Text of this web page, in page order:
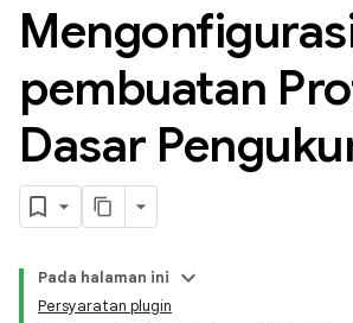
pembuatan
Dasar
Pada halaman ini
Persyaratan plugin